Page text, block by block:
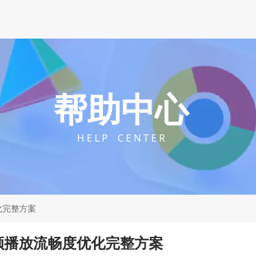
帮助中心
H E L P C E N T E R
整方案
放流畅度优化完整方案